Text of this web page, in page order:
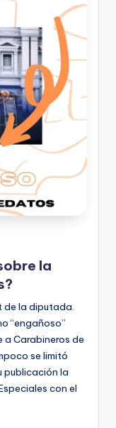
la
de la diputada.
“engañoso”
a Carabineros de
se limitó
publicación la
con el